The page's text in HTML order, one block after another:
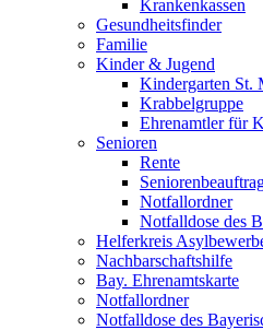
Krankenkassen
Gesundheitsfinder
Familie
Kinder & Jugend
Kindergarten St.
Krabbelgruppe
Ehrenamtler für
Senioren
Rente
Notfallordner
Notfalldose des
Helferkreis
Nachbarschaftshilfe
Bay. Ehrenamtskarte
Notfallordner
Notfalldose des